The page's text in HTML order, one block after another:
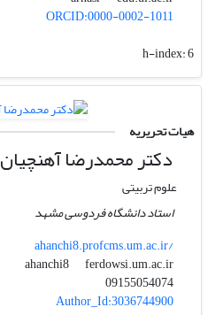
ORCID:0000-0002-1011
h-index:6
هیات تحریریه
دکتر محمدرضا آهنچیان
علوم تربیتی
استاد دانشگاه فردوسی مشهد
ahanchi8.profcms.um.ac.ir/
ahanchi8
ferdowsi.um.ac.ir
09155054074
Author_Id:3036744900